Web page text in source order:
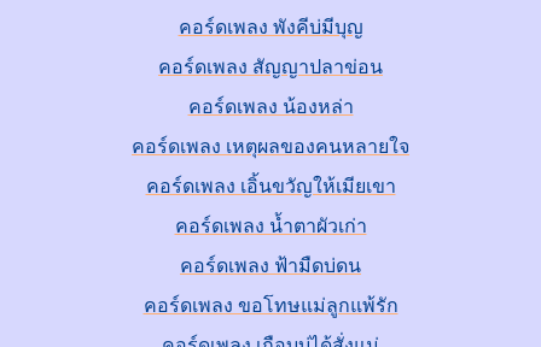
คอร์ดเพลง พังคีบ่มีบุญ
คอร์ดเพลง สัญญาปลาข่อน
คอร์ดเพลง น้องหล่า
คอร์ดเพลง เหตุผลของคนหลายใจ
คอร์ดเพลง เอิ้นขวัญให้เมียเขา
คอร์ดเพลง น้ำตาผัวเก่า
คอร์ดเพลง ฟ้ามืดบ่ดน
คอร์ดเพลง ขอโทษแม่ลูกแพ้รัก